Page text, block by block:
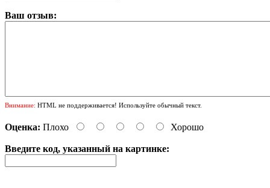
Ваш отзыв:
Внимание: HTML не поддерживается! Используйте обычный текст.
Оценка: Плохо Хорошо
Введите код, указанный на картинке: